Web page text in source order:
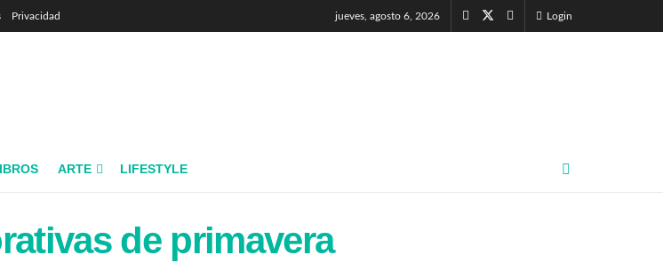
Privacidad jueves, agosto 6, 2026 Login
ARTE LIFESTYLE
de primavera